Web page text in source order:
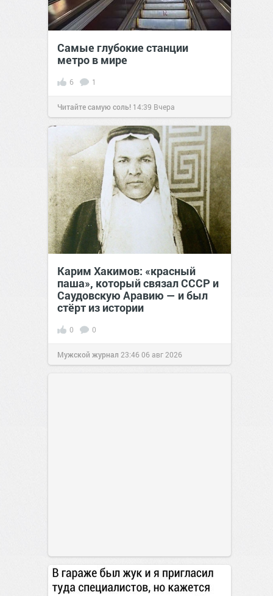
Самые глубокие станции
метро в мире
6 1
Читайте самую соль! 14:39 Вчера
Карим Хакимов: «красный
паша», который связал СССР и
Саудовскую Аравию — и был
стёрт из истории
0 0
Мужской журнал 23:4606 авг 2026